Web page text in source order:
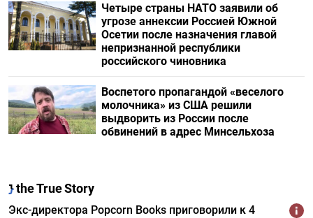
Четыре страны НАТО заявили об
угрозе аннексии Россией Южной
Осетии после назначения главой
непризнанной республики
российского чиновника
Воспетого пропагандой «веселого
молочника» из США решили
выдворить из России после
обвинений в адрес Минсельхоза